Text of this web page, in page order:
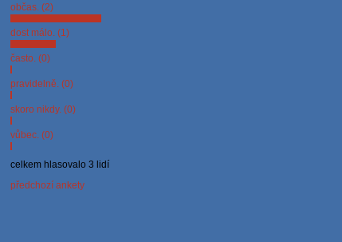
občas. (2)
dost málo. (1)
často. (0)
pravidelně. (0)
skoro nikdy. (0)
vůbec. (0)
celkem hlasovalo 3 lidí
předchozí ankety